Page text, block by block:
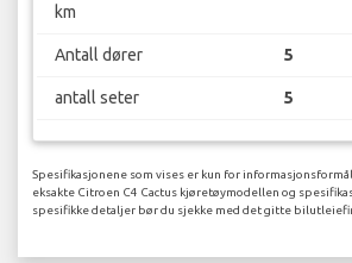
km
Antall dører 5
antall seter 5
Spesifikasjonene som vises er kun for
eksakte Citroen C4 Cactus kjøretøymodellen og
spesifikke detaljer bør du sjekke med det gitte